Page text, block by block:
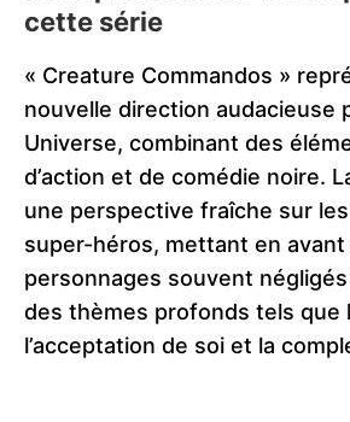
cette série
« Creature Commandos »
nouvelle direction audacieuse
Universe, combinant des
d’action et de comédie noire.
une perspective fraîche sur
super-héros, mettant en avant
personnages souvent
des thèmes profonds tels que
l’acceptation de soi et la